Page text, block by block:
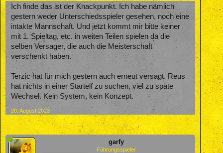
Ich finde das ist der Knackpunkt. Ich habe nämlich
gestern weder Unterschiedsspieler gesehen, noch eine
intakte Mannschaft. Und jetzt kommt mir bitte keiner
mit 1. Spieltag, etc. in weiten Teilen spielen da die
selben Versager, die auch die Meisterschaft
verschenkt haben.
Terzic hat für mich gestern auch erneut versagt. Reus
hat nichts in einer Startelf zu suchen, viel zu späte
Wechsel. Kein System, kein Konzept.
20. August 2023
garfy
Führungsspieler